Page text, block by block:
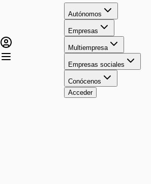
Autónomos
Empresas
Multiempresa
Empresas sociales
Conócenos
Acceder